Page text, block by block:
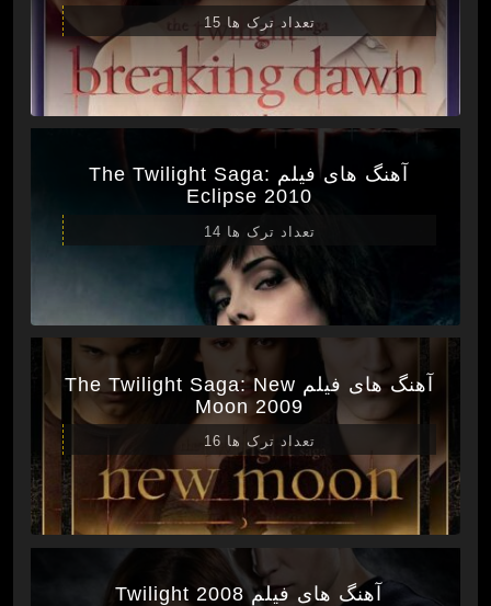
تعداد ترک ها 15
آهنگ های فیلم The Twilight Saga:
Eclipse 2010
تعداد ترک ها 14
آهنگ های فیلم The Twilight Saga: New
Moon 2009
تعداد ترک ها 16
آهنگ های فیلم Twilight 2008